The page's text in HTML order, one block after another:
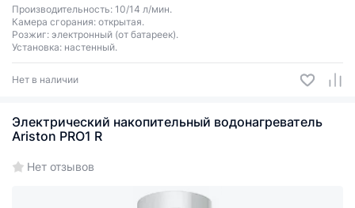
Производительность: 10/14 л/мин.
Камера сгорания: открытая.
Розжиг: электронный (от батареек).
Установка: настенный.
Нет в наличии
Электрический накопительный водонагреватель
Ariston PRO1 R
Нет отзывов